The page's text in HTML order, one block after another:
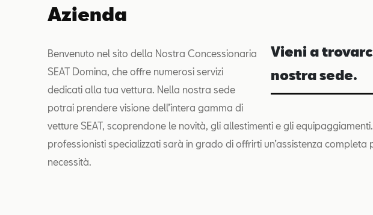
Azienda
Vieni a
nostra sede.
Benvenuto nel sito della Nostra Concessionaria
SEAT Domina, che offre numerosi servizi
dedicati alla tua vettura. Nella nostra sede
potrai prendere visione dell’intera gamma di
vetture SEAT, scoprendone le novità, gli allestimenti e gli
professionisti specializzati sarà in grado di offrirti un’assistenza completa
necessità.